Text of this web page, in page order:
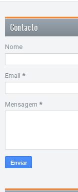
Contacto
Nome
Email *
Mensagem *